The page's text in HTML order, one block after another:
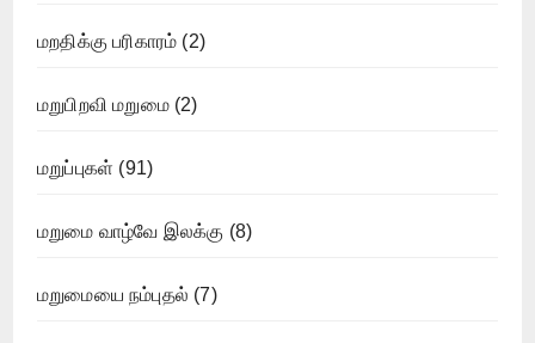
மறதிக்கு பரிகாரம் (2)
மறுபிறவி மறுமை(2)
மறுப்புகள் (91)
மறுமை வாழ்வே இலக்கு (8)
மறுமையை நம்புதல் (7)